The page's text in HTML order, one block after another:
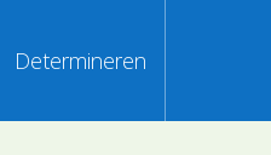
Determineren